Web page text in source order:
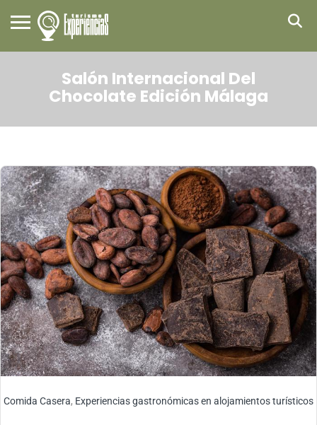
Salón Internacional Del
Chocolate Edición Málaga
Comida Casera, Experiencias gastronómicas en alojamientos turísticos